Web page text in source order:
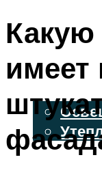
ДЕКОР
Какую
имеет